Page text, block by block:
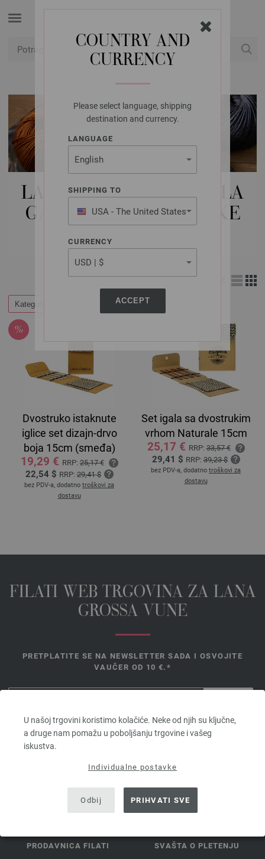
COUNTRY AND
CURRENCY
Please select language, shipping
destination and currency.
LANGUAGE
SHIPPING TO
USA - The United States
of America
CURRENCY
ACCEPT
U našoj trgovini koristimo kolačiće. Neke od njih su ključne,
a druge nam pomažu u poboljšanju trgovine i vašeg
iskustva.
Individualne postavke
Odbij PRIHVATI SVE
LANA GROSSA IGLE | IGLA
GARNITURE | DVOKRAKE
Kategorije
Dvostruko istaknute
iglice set dizajn-drvo
boja 15cm (smeđa)
19,29 € RRP:25,17 €
22,54 $ RRP:29,41 $
bez PDV-a, dodatno troškovi za
dostavu
Set igala sa dvostrukim
vrhom Naturale 15cm
25,17 € RRP:33,57 €
29,41 $ RRP:39,23 $
bez PDV-a, dodatno troškovi za
dostavu
FILATI WEB TRGOVINA ZA LANA
GROSSA VUNE
PRETPLATITE SE NA NEWSLETTER SADA I OSVOJITE
VAUČER OD 10 €.*
Vaučer
dana. Minimalna vrijednost narudžbe 45,- €. Za prvu prijavu. Po
kupcu i narudžbi može se iskoristiti samo jedan bon.
PRODAVNICA FILATI SVAŠTA O PLETENJU